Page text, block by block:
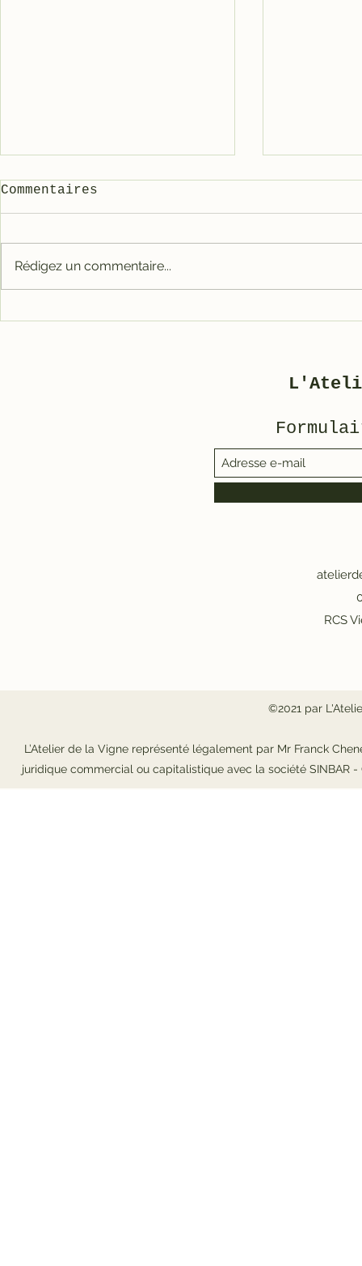
Commentaires
Rédigez un commentaire...
RCS
©2021 par
L’Atelier de la Vigne représenté légalement par Mr Franck
juridique commercial ou capitalistique avec la société SINBAR